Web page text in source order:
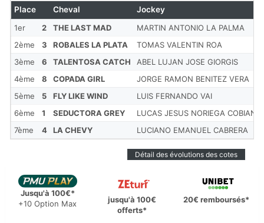
1er 2 THE LAST MAD
MARTIN ANTONIO LA PALMA
2ème
3 ROBALES LA PLATA
TOMAS VALENTIN ROA
3ème
6 TALENTOSA CATCH
ABEL LUJAN JOSE GIORGIS
4ème
8 COPADA GIRL
JORGE RAMON BENITEZ VERA
5ème
5 FLY LIKE WIND
LUIS FERNANDO VAI
6ème
1 SEDUCTORA GREY
LUCAS JESUS NORIEGA COBIAN
7ème
4 LA CHEVY LUCIANO EMANUEL CABRERA
Place Cheval Jockey
Détail des évolutions des cotes
Jusqu'à 100€*
+10 Option Max
jusqu'à 100€
offerts*
20€ remboursés*